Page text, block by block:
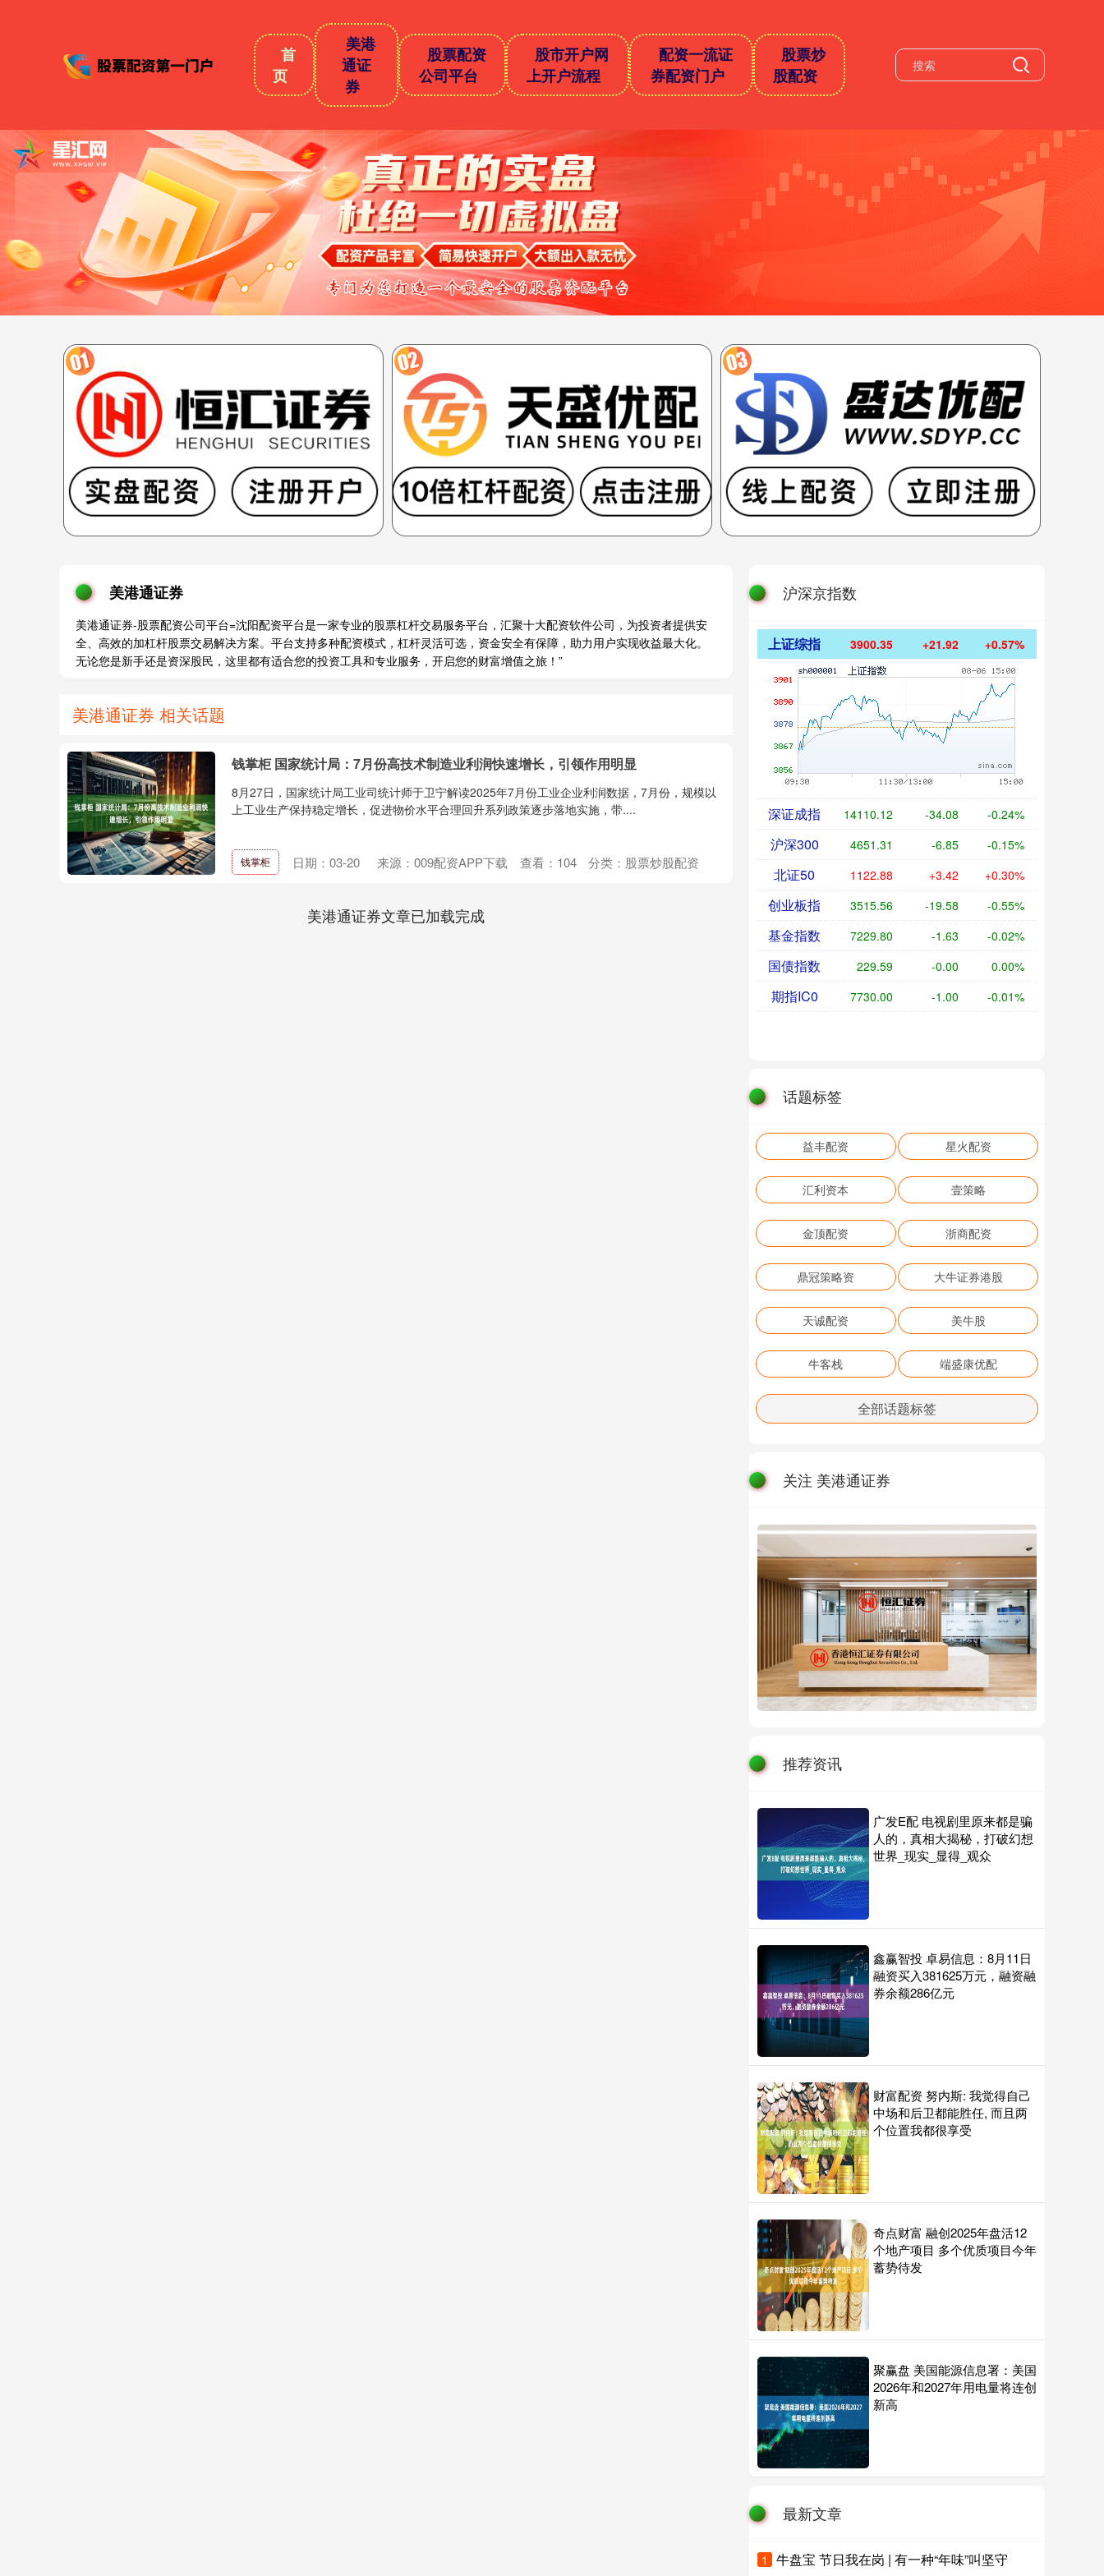
首
页
美港
通证
券
股票配资
公司平台
股市开户网
上开户流程
配资一流证
券配资门户
股票炒
股配资
美港通证券
美港通证券-股票配资公司平台=沈阳配资平台是一家专业的股票杠杆交易服务平台，汇聚十大配资软件公司，为投资者提供安
全、高效的加杠杆股票交易解决方案。平台支持多种配资模式，杠杆灵活可选，资金安全有保障，助力用户实现收益最大化。
无论您是新手还是资深股民，这里都有适合您的投资工具和专业服务，开启您的财富增值之旅！”
美港通证券 相关话题
钱掌柜 国家统计局：7月份高技术制造业利润快速增长，引领作用明显
8月27日，国家统计局工业司统计师于卫宁解读2025年7月份工业企业利润数据，7月份，规模以
上工业生产保持稳定增长，促进物价水平合理回升系列政策逐步落地实施，带....
钱掌柜 日期：03-20 来源：009配资APP下载 查看： 104 分类： 股票炒股配资
美港通证券文章已加载完成
沪深京指数
上证综指 3900.35 +21.92 +0.57%
深证成指 14110.12 -34.08 -0.24%
沪深300 4651.31 -6.85 -0.15%
北证50 1122.88 +3.42 +0.30%
创业板指 3515.56 -19.58 -0.55%
基金指数 7229.80 -1.63 -0.02%
国债指数 229.59 -0.00 0.00%
期指IC0 7730.00 -1.00 -0.01%
话题标签
益丰配资 星火配资
汇利资本 壹策略
金顶配资 浙商配资
鼎冠策略资 大牛证券港股
天诚配资 美牛股
牛客栈 端盛康优配
全部话题标签
关注 美港通证券
推荐资讯
广发E配 电视剧里原来都是骗
人的，真相大揭秘，打破幻想
世界_现实_显得_观众
鑫赢智投 卓易信息：8月11日
融资买入381625万元，融资融
券余额286亿元
财富配资 努内斯: 我觉得自己
中场和后卫都能胜任, 而且两
个位置我都很享受
奇点财富 融创2025年盘活12
个地产项目 多个优质项目今年
蓄势待发
聚赢盘 美国能源信息署：美国
2026年和2027年用电量将连创
新高
最新文章
1 牛盘宝 节日我在岗 | 有一种“年味”叫坚守